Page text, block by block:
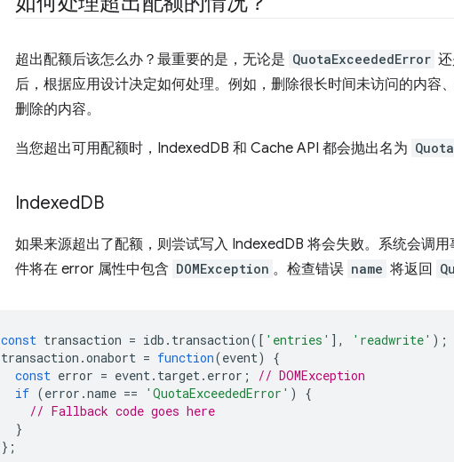
超出配额后该怎么办？最重要的是，无论是 QuotaExceededError
后，根据应用设计决定如何处理。例如，删除很长时间未访问的内容
删除的内容。
当您超出可用配额时，IndexedDB 和 Cache API 都会抛出名为
IndexedDB
如果来源超出了配额，则尝试写入 IndexedDB 将会失败。系统会调用
件将在 error 属性中包含 DOMException 。检查错误 name 将返回
const transaction = idb . transaction([ 'entries' ], 'readwrite' );
transaction .onabort = function(event)
{
const error = event. target. error ;
// DOMException
if (error .name == 'QuotaExceededError' )
{
// Fallback code goes here
}
};